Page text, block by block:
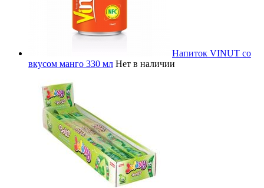
Напиток VINUT со
вкусом манго 330 мл Нет в наличии